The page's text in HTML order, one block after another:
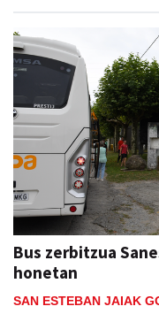
Bus zerbitzua
honetan
SAN ESTEBAN JAIAK